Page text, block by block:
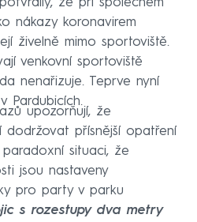
nákazy koronavirem
živelně mimo sportoviště.
venkovní sportoviště
nenařizuje. Teprve nyní
Pardubicích.
upozorňují, že
dodržovat přísnější opatření
situaci, že
jsou nastaveny
pro party v parku
s rozestupy dva metry